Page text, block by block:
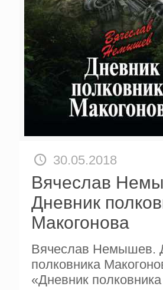
30.05.2018
Вячеслав
Дневник
Макогонова
Вячеслав Немышев.
полковника
«Дневник полковника